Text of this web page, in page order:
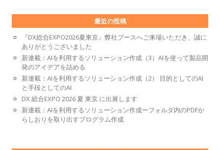
最近の投稿
『DX総合EXPO2026夏東京』弊社ブースへご来場いただき、誠に
ありがとうございました
新連載：AIを利用するソリューション作成（3）AIを使って製品開
発のアイデアを詰める
新連載：AIを利用するソリューション作成（2） 目的としてのAI
と手段としてのAI
DX 総合EXPO 2026 夏 東京 に出展します
新連載：AIを利用するソリューション作成ーフォルダ内のPDFか
らしおりを取り出すプログラム作成